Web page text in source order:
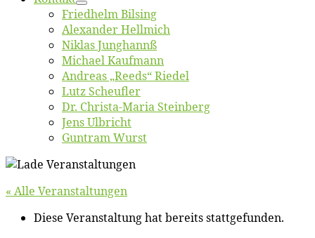
Fried­helm Bilsing
Alex­an­der Hellmich
Ni­klas Junghannß
Mi­cha­el Kaufmann
An­dre­as „Reeds“ Riedel
Lutz Scheuf­ler
Dr. Chris­­ta-Ma­ria Steinberg
Jens Ulb­richt
Gun­tram Wurst
« Alle Veranstaltungen
Diese Veranstaltung hat bereits stattgefunden.